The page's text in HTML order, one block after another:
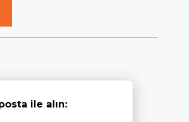
ile alın: